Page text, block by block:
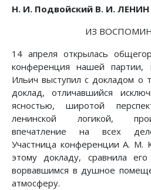
Н. И. Подвойский В. И.
ИЗ
14 апреля открылась
конференция нашей партии,
Ильич выступил с докладом о
доклад, отличавшийся
ясностью, широтой
ленинской логикой,
впечатление на всех
Участница конференции А. М.
этому докладу, сравнила
ворвавшимся в душное
атмосферу.